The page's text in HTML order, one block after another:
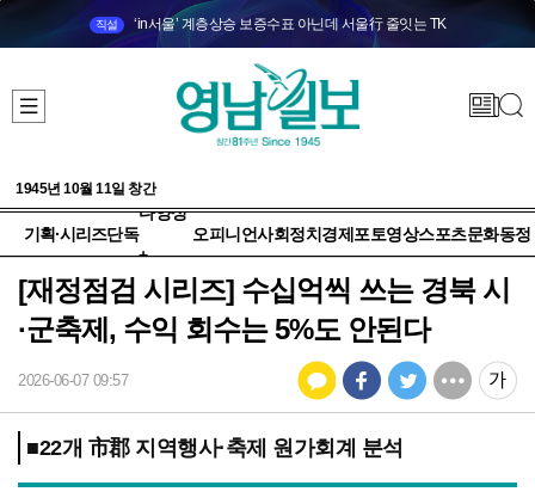
직설 ‘in서울’ 계층상승 보증수표 아닌데 서울行 줄잇는 TK
1945년 10월 11일 창간
기획·시리즈단독
다양성
+
오피니언사회정치 경제 포토영상스포츠문화동정
[재정점검 시리즈] 수십억씩 쓰는 경북 시
·군축제, 수익 회수는 5%도 안된다
2026-06-07 09:57
■22개 市郡 지역행사·축제 원가회계 분석